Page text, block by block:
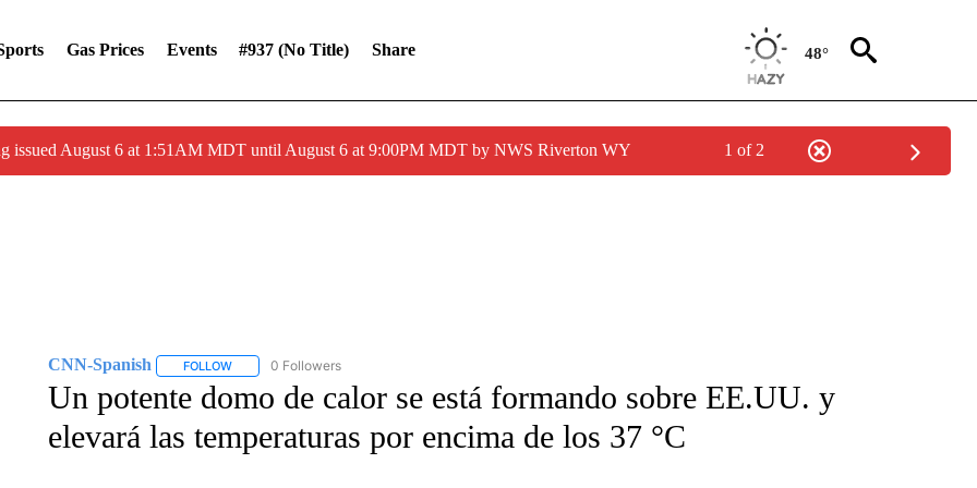
Gas Prices Events #937 (no Title) Share 48°
issued August 6 at 1:51AM MDT until August 6 at 9:00PM MDT by NWS Riverton WY 1 of 2
CNN-Spanish FOLLOWFOLLOW "CNN-SPANISH" TO RECEIVE NOTIFICATIONS ABOUT NEW PAGES ON "CNN-SPANISH".
0 Followers
Un potente domo de calor se está formando sobre EE.UU. y
elevará las temperaturas por encima de los 37 °C